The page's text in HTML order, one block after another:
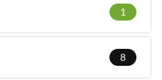
1
8